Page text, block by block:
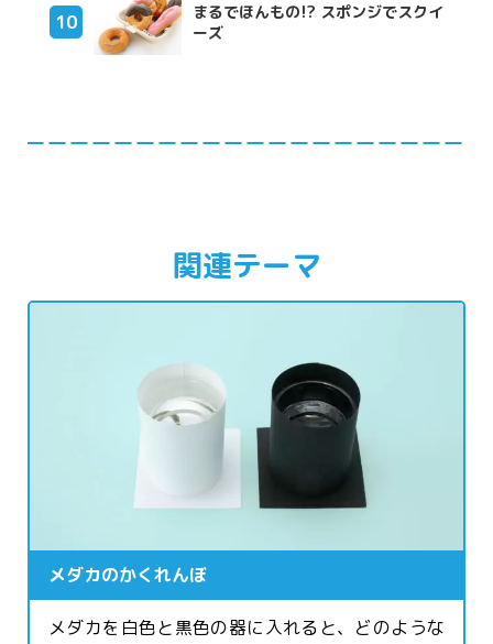
まるでほんもの!? スポンジでスクイ
ーズ
関連テーマ
メダカのかくれんぼ
メダカを白色と黒色の器に入れると、どのような